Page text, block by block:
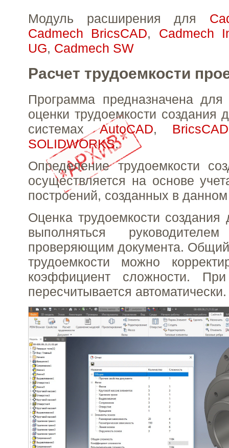
Модуль расширения для
Cadmech BricsCAD, Cadmech
UG, Cadmech SW
Расчет трудоемкости
Программа предназначена для
оценки трудоемкости создания
системахAutoCAD, BricsCAD
SOLIDWORKS.
Определение трудоемкости
осуществляется на основе
построений, созданных в
Оценка трудоемкости создания
выполняться
проверяющим документа. Общий
трудоемкости можно
коэффициент сложности. При
пересчитывается автоматически.